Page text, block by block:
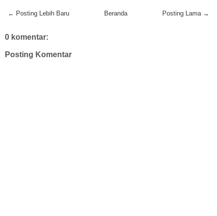
← Posting Lebih Baru Posting Lama →
Beranda
0 komentar:
Posting Komentar